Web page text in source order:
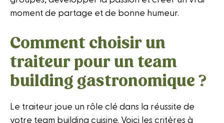
moment de partage et de bonne humeur.
Comment choisir un
traiteur pour un team
building gastronomique ?
Le traiteur joue un rôle clé dans la réussite de
votre team building cuisine. Voici les critères à